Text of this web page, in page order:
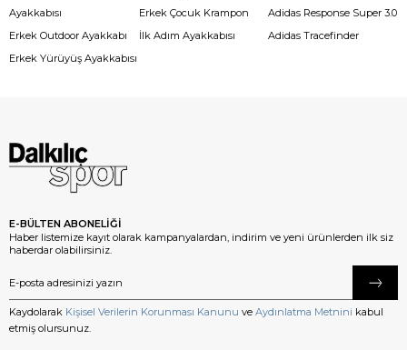
Ayakkabısı
Erkek Outdoor Ayakkabı
Erkek Yürüyüş Ayakkabısı
Erkek Çocuk Krampon
İlk Adım Ayakkabısı
Adidas Response Super 3.0
Adidas Tracefinder
E-BÜLTEN ABONELİĞİ
Haber listemize kayıt olarak kampanyalardan, indirim ve yeni ürünlerden ilk siz
haberdar olabilirsiniz.
Kaydolarak Kişisel Verilerin Korunması Kanunu ve Aydınlatma Metnini kabul
etmiş olursunuz.